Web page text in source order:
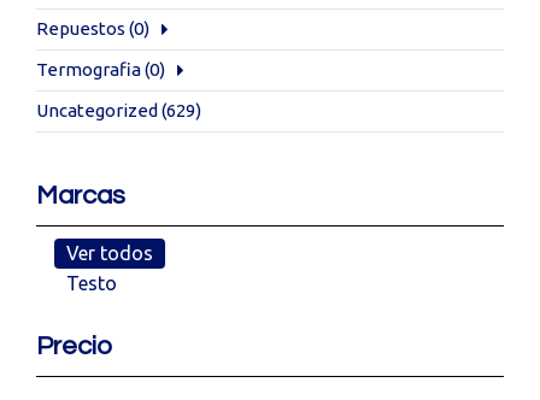
Repuestos (0)
Termografia(0)
Uncategorized (629)
Marcas
Ver todos
Testo
Precio